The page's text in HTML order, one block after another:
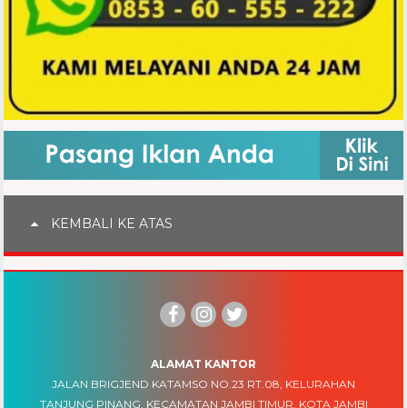
KEMBALI KE ATAS
ALAMAT KANTOR
JALAN BRIGJEND KATAMSO NO.23 RT.08, KELURAHAN
TANJUNG PINANG, KECAMATAN JAMBI TIMUR, KOTA JAMBI